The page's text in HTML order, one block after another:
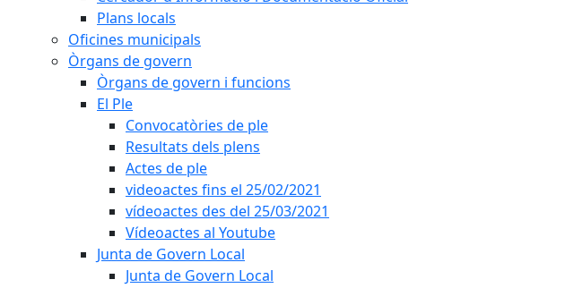
Plans locals
Oficines municipals
Òrgans de govern
Òrgans de govern i funcions
El Ple
Convocatòries de ple
Resultats dels plens
Actes de ple
videoactes fins el 25/02/2021
vídeoactes des del 25/03/2021
Vídeoactes al Youtube
Junta de Govern Local
Junta de Govern Local